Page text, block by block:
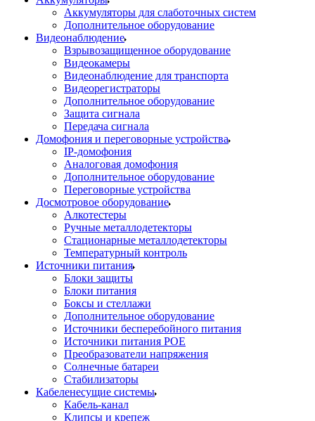
Аккумуляторы для слаботочных систем
Дополнительное оборудование
Видеонаблюдение
Взрывозащищенное оборудование
Видеокамеры
Видеонаблюдение для транспорта
Видеорегистраторы
Дополнительное оборудование
Защита сигнала
Передача сигнала
Домофония и переговорные устройства
IP-домофония
Аналоговая домофония
Дополнительное оборудование
Переговорные устройства
Досмотровое оборудование
Алкотестеры
Ручные металлодетекторы
Стационарные металлодетекторы
Температурный контроль
Источники питания
Блоки защиты
Блоки питания
Боксы и стеллажи
Дополнительное оборудование
Источники бесперебойного питания
Источники питания POE
Преобразователи напряжения
Солнечные батареи
Стабилизаторы
Кабеленесущие системы
Кабель-канал
Клипсы и крепеж